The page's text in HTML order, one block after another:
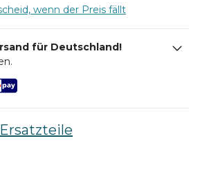
wenn der Preis fällt
für Deutschland!